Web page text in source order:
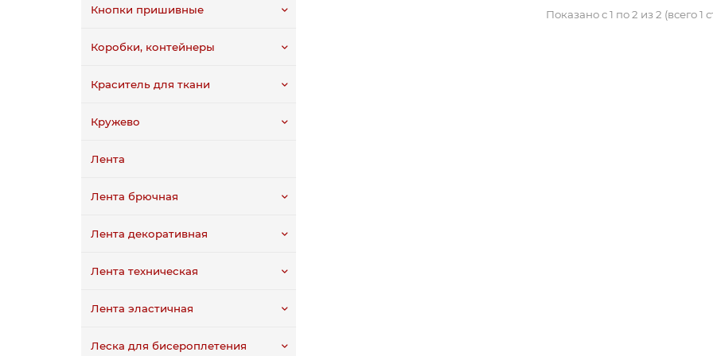
Кнопки пришивные
Коробки, контейнеры
Краситель для ткани
Кружево
Лента
Лента брючная
Лента декоративная
Лента техническая
Лента эластичная
Леска для бисероплетения
Показано с 1 по 2 из 2 (всего 1